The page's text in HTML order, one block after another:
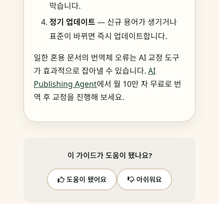
막습니다.
정기 업데이트 — 신규 용어가 생기거나
표준이 바뀌면 즉시 업데이트합니다.
일한 혼용 문서의 번역체 오류는 AI 교정 도구
가 효과적으로 잡아낼 수 있습니다. AI
Publishing Agent에서 월 10만 자 무료로 번
역 후 교정을 진행해 보세요.
이 가이드가 도움이 됐나요?
도움이 됐어요 아쉬워요